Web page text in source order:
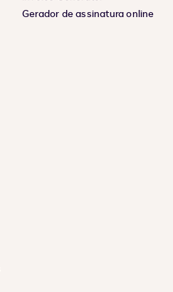
Gerador de assinatura online